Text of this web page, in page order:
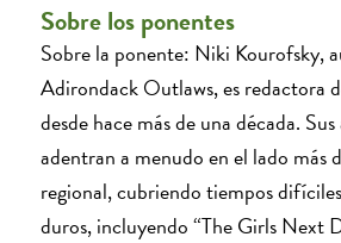
Sobre los ponentes
Sobre la ponente: Niki Kourofsky,
Adirondack Outlaws, es redactora
desde hace más de una década.
adentran a menudo en el lado más
regional, cubriendo tiempos
duros, incluyendo “The Girls Next